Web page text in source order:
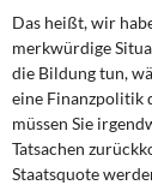
Das heißt, wir
merkwürdige
die Bildung tun,
eine Finanzpolitik
müssen Sie
Tatsachen
Staatsquote